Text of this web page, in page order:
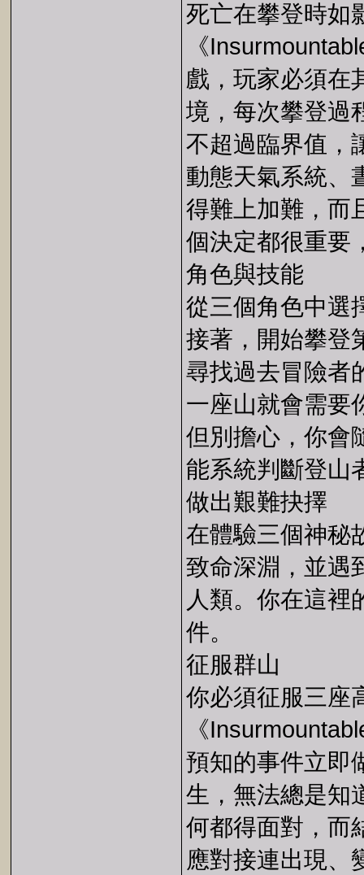
死亡在攀登時如
《
戲，玩家必須在
境，每次攀登過
不超過臨界值，
動態天氣系統、
得難上加難，而
個決定都很重要
角色與技能
從三個角色中選
接著，開始攀登
尋找過去冒險者
一座山就會需要
但別擔心，你會
能系統判斷登山
做出艱難抉擇
在體驗三個神秘
致命深淵，並遇
人類。你在這裡
件。
征服群山
你必須征服三座
《
預知的事件立即
生，無法總是知
何都得面對，而
應對接連出現、